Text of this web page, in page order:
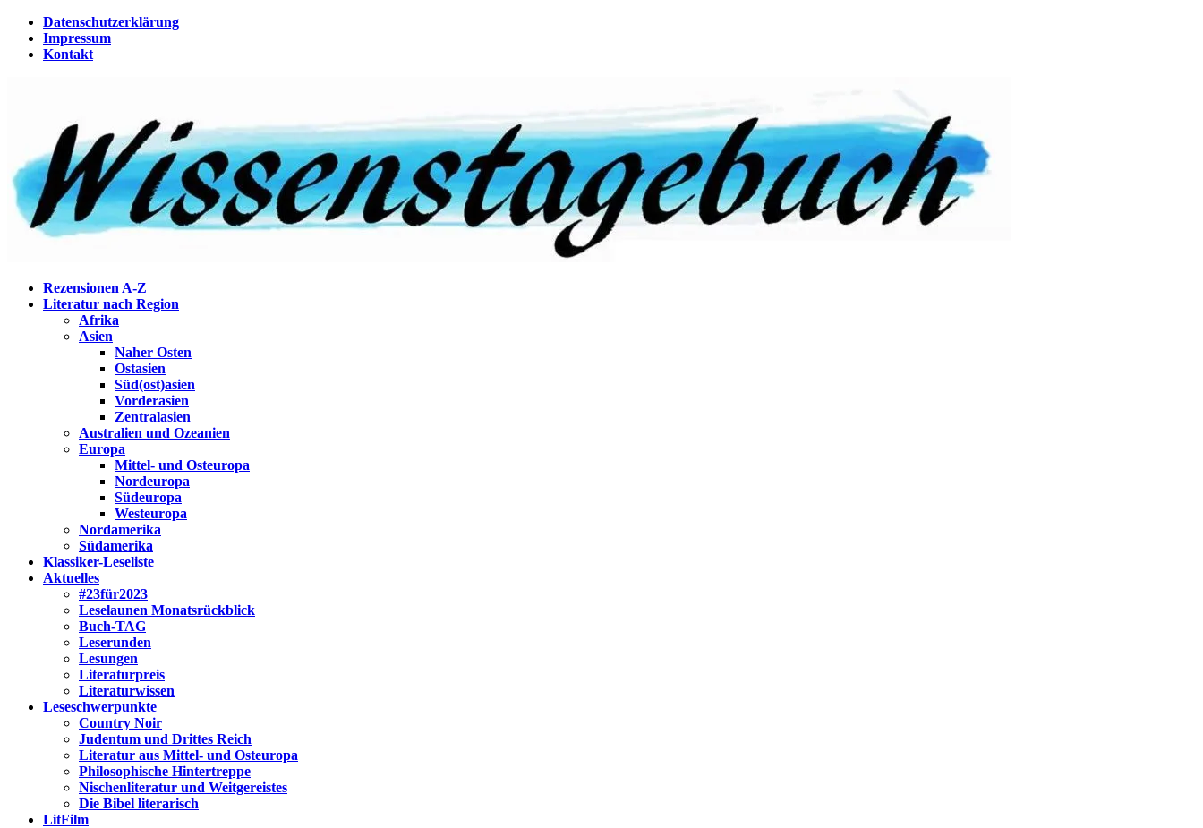
Zum
Inhalt
springen
Datenschutzerklärung
Impressum
Kontakt
Wissenstagebuch
Eine Gabel für die Suppe der Weisheit
Rezensionen A-Z
Literatur nach Region
Afrika
Asien
Naher Osten
Ostasien
Süd(ost)asien
Vorderasien
Zentralasien
Australien und Ozeanien
Europa
Mittel- und Osteuropa
Nordeuropa
Südeuropa
Westeuropa
Nordamerika
Südamerika
Klassiker-Leseliste
Aktuelles
#23für2023
Leselaunen Monatsrückblick
Buch-TAG
Leserunden
Lesungen
Literaturpreis
Literaturwissen
Leseschwerpunkte
Country Noir
Judentum und Drittes Reich
Literatur aus Mittel- und Osteuropa
Philosophische Hintertreppe
Nischenliteratur und Weitgereistes
Die Bibel literarisch
LitFilm